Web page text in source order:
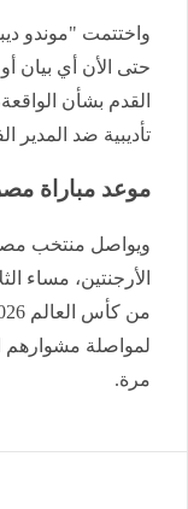
واختتمت "موندو
حتى الأن أي بيان
القدم بشأن
تأديبية ضد
موعد مباراة
ويواصل منتخب مصر
لمواصلة مشوارهم
مرة.